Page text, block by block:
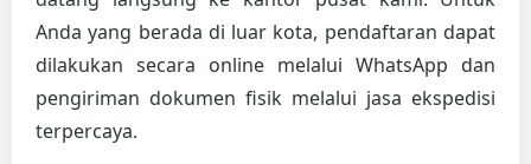
Anda yang berada di luar kota, pendaftaran dapat
dilakukan secara online melalui WhatsApp dan
pengiriman dokumen fisik melalui jasa ekspedisi
terpercaya.